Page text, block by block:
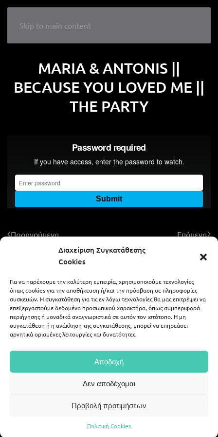
Διαχείριση Συγκατάθεσης
Cookies
Για να παρέχουμε την καλύτερη εμπειρία, χρησιμοποιούμε τεχνολογίες
όπως cookies για την αποθήκευση ή/και την πρόσβαση σε πληροφορίες
συσκευών. Η συγκατάθεση για τις εν λόγω τεχνολογίες θα μας επιτρέψει να
επεξεργαστούμε δεδομένα προσωπικού χαρακτήρα, όπως συμπεριφορά
περιήγησης ή μοναδικά αναγνωριστικά σε αυτόν τον ιστότοπο. Η μη
συγκατάθεση ή η ανάκληση της συγκατάθεσης, μπορεί να επηρεάσει
αρνητικά ορισμένες λειτουργίες και δυνατότητες.
Αποδοχή
Δεν αποδέχομαι
Προβολή προτιμήσεων
Πολιτική Cookies
Skip to main content
LIKE A WEDDING
MARIA & ANTONIS ||
BECAUSE YOU LOVED ME ||
THE PARTY
Προηγούμενα Επόμενα
ALEXIS ZAFEIRAKIS - LIKE A WEDDING
694 59 07 378 alex.zaf@gmail.com
Web DeisgnWeb Builders